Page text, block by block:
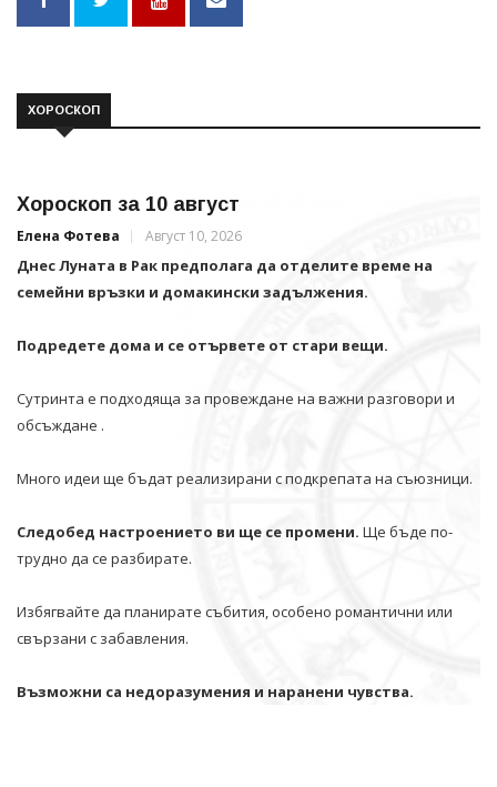
ХОРОСКОП
Хороскоп за 10 август
Елена Фотева Август 10, 2026
Днес Луната в Рак предполага да отделите време на
семейни връзки и домакински задължения.
Подредете дома и се отървете от стари вещи.
Сутринта е подходяща за провеждане на важни разговори и
обсъждане .
Много идеи ще бъдат реализирани с подкрепата на съюзници.
Следобед настроението ви ще се промени. Ще бъде по-
трудно да се разбирате.
Избягвайте да планирате събития, особено романтични или
свързани с забавления.
Възможни са недоразумения и наранени чувства.